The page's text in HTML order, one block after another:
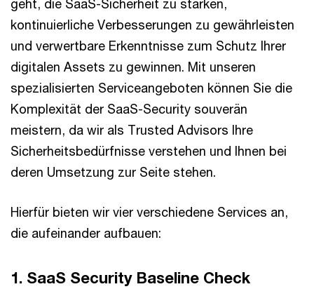
geht, die SaaS-Sicherheit zu stärken,
kontinuierliche Verbesserungen zu gewährleisten
und verwertbare Erkenntnisse zum Schutz Ihrer
digitalen Assets zu gewinnen. Mit unseren
spezialisierten Serviceangeboten können Sie die
Komplexität der SaaS-Security souverän
meistern, da wir als Trusted Advisors Ihre
Sicherheitsbedürfnisse verstehen und Ihnen bei
deren Umsetzung zur Seite stehen.
Hierfür bieten wir vier verschiedene Services an,
die aufeinander aufbauen:
1. SaaS Security Baseline Check